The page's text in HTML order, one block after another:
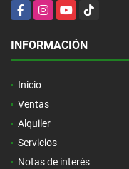
FacebookInstagramYouTubeTikTok
INFORMACIÓN
Inicio
Ventas
Alquiler
Servicios
Notas de interés